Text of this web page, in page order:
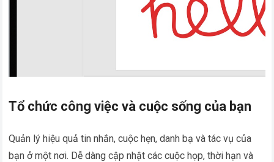
Tổ chức công việc và cuộc sống của bạn
Quản lý hiệu quả tin nhắn, cuộc hẹn, danh bạ và tác vụ của
bạn ở một nơi. Dễ dàng cập nhật các cuộc họp, thời hạn và